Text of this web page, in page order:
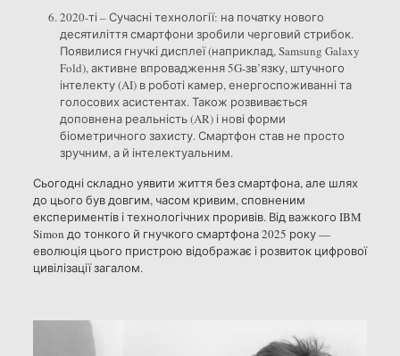
2020-ті – Сучасні технології: на початку нового
десятиліття смартфони зробили черговий стрибок.
Появилися гнучкі дисплеї (наприклад, Samsung Galaxy
Fold), активне впровадження 5G-зв’язку, штучного
інтелекту (AI) в роботі камер, енергоспоживанні та
голосових асистентах. Також розвивається
доповнена реальність (AR) і нові форми
біометричного захисту. Смартфон став не просто
зручним, а й інтелектуальним.
Сьогодні складно уявити життя без смартфона, але шлях
до цього був довгим, часом кривим, сповненим
експериментів і технологічних проривів. Від важкого IBM
Simon до тонкого й гнучкого смартфона 2025 року —
еволюція цього пристрою відображає і розвиток цифрової
цивілізації загалом.